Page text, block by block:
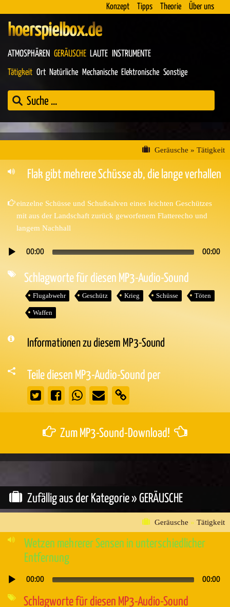
Konzept Tipps Theorie Über uns
hoerspielbox.de
ATMOSPHÄREN GERÄUSCHE LAUTE INSTRUMENTE
Tätigkeit Ort Natürliche Mechanische Elektronische Sonstige
Geräusche » Tätigkeit
Flak gibt mehrere Schüsse ab, die lange verhallen
einzelne Schüsse und Schußsalven eines leichten Geschützes
mit aus der Landschaft zurück geworfenem Flatterecho und
langem Nachhall
Audio-
00:00 00:00
Schlagworte für diesen MP3-Audio-Sound
Flugabwehr Geschütz Krieg Schüsse Töten
Waffen
Informationen zu diesem MP3-Sound
Teile diesen MP3-Audio-Sound per
Zum MP3-Sound-Download!
Zufällig aus der Kategorie » GERÄUSCHE
Geräusche » Tätigkeit
Wetzen mehrerer Sensen in unterschiedlicher
Entfernung
Audio-
00:00 00:00
Schlagworte für diesen MP3-Audio-Sound